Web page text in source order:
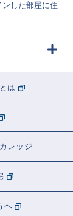
した部屋に住
は
レッジ
へ